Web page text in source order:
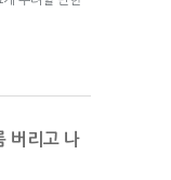
버리고 나